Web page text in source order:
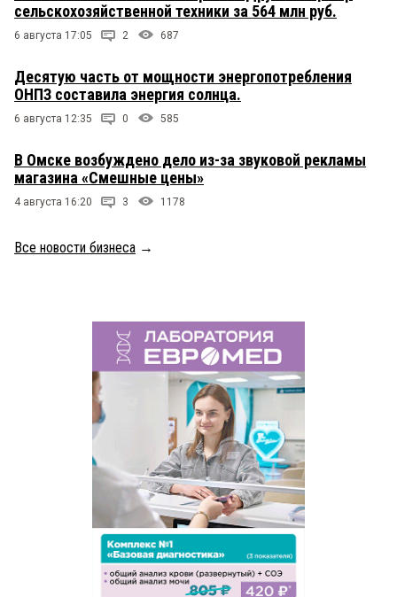
сельскохозяйственной техники за 564 млн руб.
6 августа 17:05 2 687
Десятую часть от мощности энергопотребления
ОНПЗ составила энергия солнца.
6 августа 12:35 0 585
В Омске возбуждено дело из-за звуковой рекламы
магазина «Смешные цены»
4 августа 16:20 3 1178
Все новости бизнеса →